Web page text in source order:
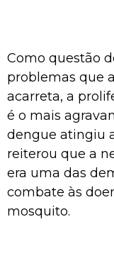
Como questão
problemas que
acarreta, a
é o mais
dengue atingiu
reiterou que a
era uma das
combate às
mosquito.